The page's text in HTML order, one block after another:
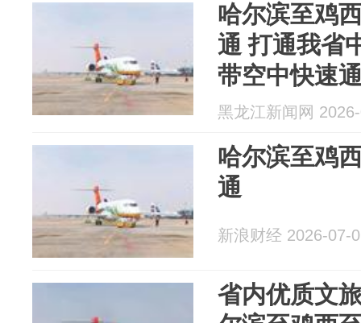
哈尔滨至鸡
通 打通我省
带空中快速
黑龙江新闻网
哈尔滨至鸡
通
新浪财经 2026-07-
省内优质文